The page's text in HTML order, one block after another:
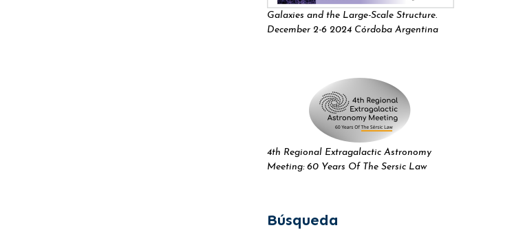
Galaxies and the Large-Scale Structure.
December 2-6 2024 Córdoba Argentina
4th Regional Extragalactic Astronomy
Meeting: 60 Years Of The Sersic Law
Búsqueda